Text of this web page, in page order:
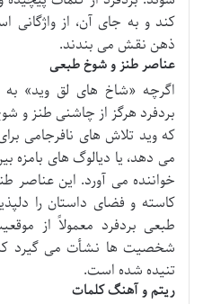
کند و به جای آن، از واژگانی
ذهن نقش می بندند.
عناصر طنز و شوخ طبعی
اگرچه «شاخ های لق وید» به
بردفرد هرگز از چاشنی طنز و
که وید تلاش های نافرجامی
می دهد، یا دیالوگ های بامزه
خواننده می آورد. این عناصر
کاسته و فضای داستان را
طبعی بردفرد معمولاً از
شخصیت ها نشأت می گیرد که
تنیده شده است.
ریتم و آهنگ کلمات